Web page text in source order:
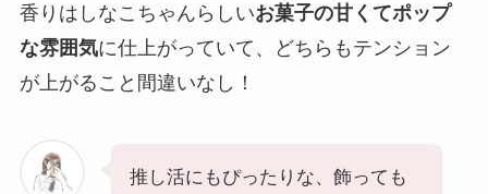
香りはしなこちゃんらしいお菓子の甘くてポップ
な雰囲気に仕上がっていて、どちらもテンション
が上がること間違いなし！
推し活にもぴったりな、飾っても